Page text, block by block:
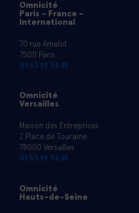
Omnicité
Paris - France -
International
70 rue Amelot
75011 Paris
01 53 19 96 15
Omnicité
Versailles
Maison des Entreprises
2 Place de Touraine
78000 Versailles
01 53 19 96 15
Omnicité
Hauts-de-Seine